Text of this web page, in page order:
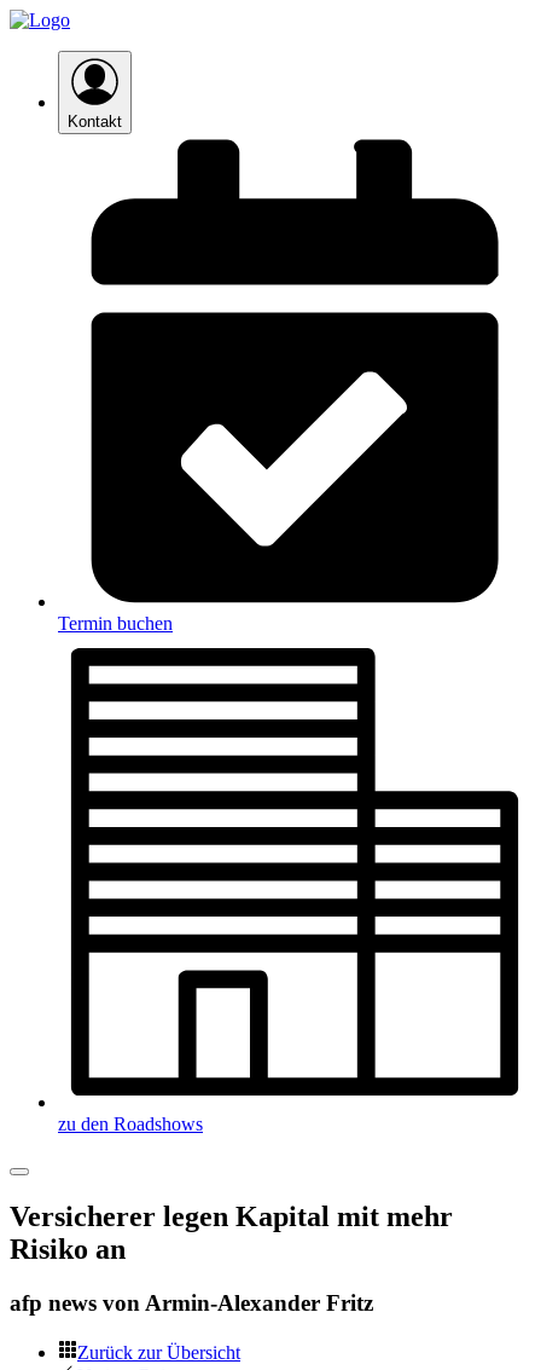
Kontakt
Termin buchen
zu den Roadshows
Versicherer legen Kapital mit mehr
Risiko an
afp news von Armin-Alexander Fritz
Zurück zur Übersicht